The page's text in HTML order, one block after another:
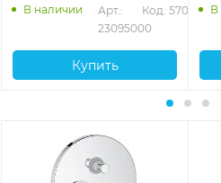
В наличии
Арт.:
23095000
Код: 57039
Купить
В